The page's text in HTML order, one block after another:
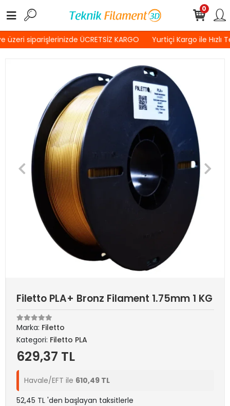
siparişlerinizde ÜCRETSİZ KARGO Yurtiçi Kargo ile Hızlı
0
Filetto PLA+ Bronz Filament 1.75mm 1 KG
Marka: Filetto
Kategori: Filetto PLA
629,37 TL
Havale/EFT ile 610,49 TL
52,45 TL 'den başlayan taksitlerle